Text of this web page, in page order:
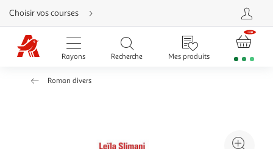
Aller
directement
au
contenu
Aller
directement
Aller
Choisir vos courses
Rayons Recherche Mes produits
Roman divers